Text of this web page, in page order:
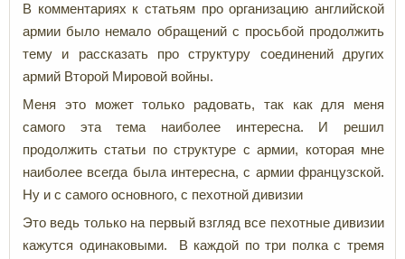
В комментариях к статьям про организацию английской
армии было немало обращений с просьбой продолжить
тему и рассказать про структуру соединений других
армий Второй Мировой войны.
Меня это может только радовать, так как для меня
самого эта тема наиболее интересна. И решил
продолжить статьи по структуре с армии, которая мне
наиболее всегда была интересна, с армии французской.
Ну и с самого основного, с пехотной дивизии
Это ведь только на первый взгляд все пехотные дивизии
кажутся одинаковыми. В каждой по три полка с тремя